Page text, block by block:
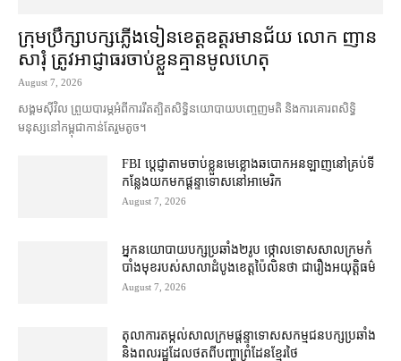
ក្រុមប្រឹក្សា​បក្ស​ភ្លើងទៀន​ខេត្ត​ឧត្ដរមានជ័យ លោក ញាន
សារុំ ត្រូវ​អាជ្ញាធរ​ចាប់ខ្លួន​គ្មាន​មូលហេតុ
August 7, 2026
សង្គម​ស៊ីវិល ព្រួយបារម្ភ​អំពី​ការ​រឹតត្បិត​សិទ្ធិ​នយោបាយ​បញ្ចេញមតិ និង​ការគោរព​សិទ្ធិ
មនុស្ស​នៅ​កម្ពុជា​កាន់តែ​រួម​តូច។
FBI ប្ដេជ្ញា​តាម​ចាប់ខ្លួន​មេខ្លោង​ឆបោក​អនឡាញ​នៅ​គ្រប់​ទី
កន្លែង​យក​មក​ផ្ដន្ទាទោស​នៅ​អាមេរិក
August 7, 2026
អ្នកនយោបាយ​បក្ស​ប្រឆាំង​២​រូប ថ្កោលទោស​សាលក្រម​កំ
បាំងមុខ​របស់​សាលាដំបូង​ខេត្ត​ប៉ៃលិន​ថា ជា​រឿង​អយុត្តិធម៌
August 7, 2026
តុលាការ​តម្កល់​សាលក្រម​ផ្ដន្ទាទោស​សកម្មជន​បក្ស​ប្រឆាំង​
និង​ពលរដ្ឋ​ដែល​ថត​ពី​បញ្ហា​ព្រំដែន​ខ្មែរ​ថៃ